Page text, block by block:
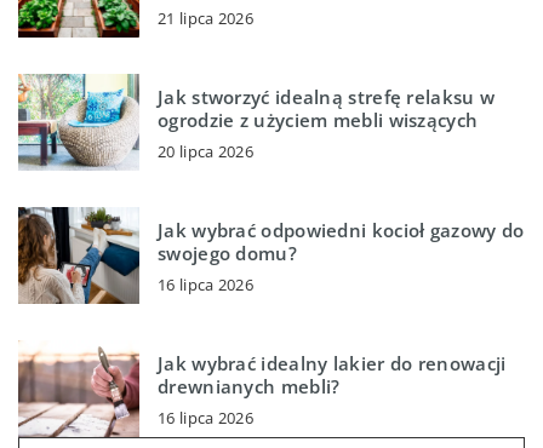
21 lipca 2026
Jak stworzyć idealną strefę relaksu w
ogrodzie z użyciem mebli wiszących
20 lipca 2026
Jak wybrać odpowiedni kocioł gazowy do
swojego domu?
16 lipca 2026
Jak wybrać idealny lakier do renowacji
drewnianych mebli?
16 lipca 2026